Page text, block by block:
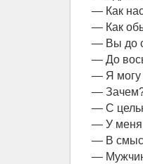
— Как
— Как
— Вы до
— До
— Я могу
—
— С
— У меня
— В
—